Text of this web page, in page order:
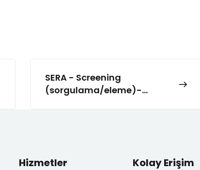
SERA - Screening
(sorgulama/eleme)-
Hizmetler Kolay Erişim